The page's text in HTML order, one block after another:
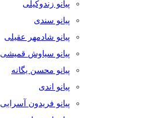
پیانو زندوکیلی
پیانو سندی
پیانو شادمهر عقیلی
پیانو سیاوش قمیشی
پیانو محسن یگانه
پیانو اندی
پیانو فریدون آسرایی